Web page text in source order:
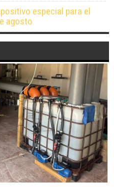
especial para el
agosto